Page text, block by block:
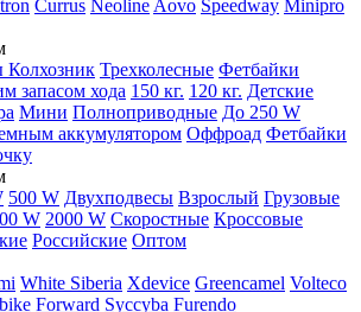
Currus Neoline Aovo Speedway Minipro
Колхозник Трехколесные Фетбайки
запасом хода 150 кг. 120 кг. Детские
Мини Полноприводные До 250 W
аккумулятором Оффроад Фетбайки
500 W Двухподвесы Взрослый Грузовые
W 2000 W Скоростные Кроссовые
Российские Оптом
White Siberia Xdevice Greencamel Volteco
Forward Syccyba Furendo